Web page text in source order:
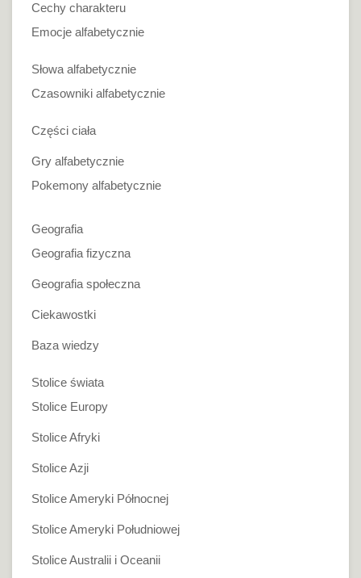
Cechy charakteru
Emocje alfabetycznie
Słowa alfabetycznie
Czasowniki alfabetycznie
Części ciała
Gry alfabetycznie
Pokemony alfabetycznie
Geografia
Geografia fizyczna
Geografia społeczna
Ciekawostki
Baza wiedzy
Stolice świata
Stolice Europy
Stolice Afryki
Stolice Azji
Stolice Ameryki Północnej
Stolice Ameryki Południowej
Stolice Australii i Oceanii